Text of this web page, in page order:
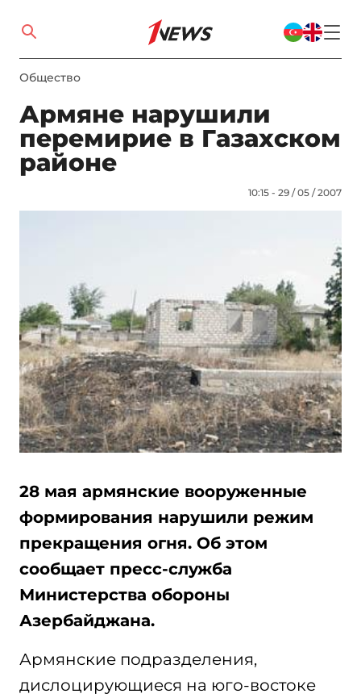
Общество
Армяне нарушили
перемирие в Газахском
районе
10:15 - 29 / 05 / 2007
28 мая армянские вооруженные
формирования нарушили режим
прекращения огня. Об этом
сообщает пресс-служба
Министерства обороны
Азербайджана.
Армянские подразделения,
дислоцирующиеся на юго-востоке